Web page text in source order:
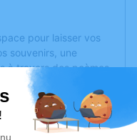
pour laisser vos
souvenirs, une
à travers des poèmes
d'expression dédié à
rends hommage